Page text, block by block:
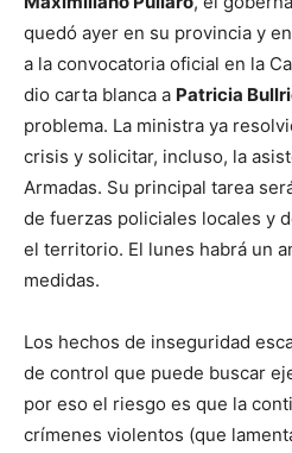
quedó ayer en su provincia y
a la convocatoria oficial en la
dio carta blanca a Patricia
problema. La ministra ya
crisis y solicitar, incluso, la
Armadas. Su principal tarea
de fuerzas policiales locales y
el territorio. El lunes habrá un
medidas.
Los hechos de inseguridad
de control que puede buscar
por eso el riesgo es que la
crímenes violentos (que